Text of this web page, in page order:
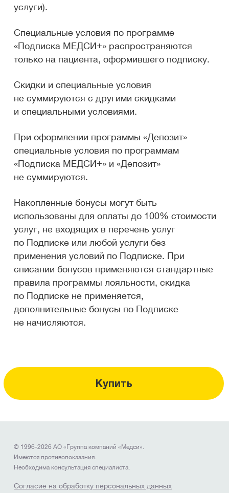
услуги).
Специальные условия по программе
«Подписка МЕДСИ+» распространяются
только на пациента, оформившего подписку.
Скидки и специальные условия
не суммируются с другими скидками
и специальными условиями.
При оформлении программы «Депозит»
специальные условия по программам
«Подписка МЕДСИ+» и «Депозит»
не суммируются.
Накопленные бонусы могут быть
использованы для оплаты до 100% стоимости
услуг, не входящих в перечень услуг
по Подписке или любой услуги без
применения условий по Подписке. При
списании бонусов применяются стандартные
правила программы лояльности, скидка
по Подписке не применяется,
дополнительные бонусы по Подписке
не начисляются.
Купить
© 1996-2026 АО «Группа компаний «Медси».
Имеются противопоказания.
Необходима консультация специалиста.
Согласие на обработку персональных данных